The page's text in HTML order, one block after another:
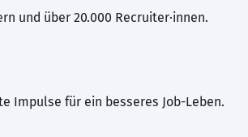
und über 20.000 Recruiter·innen.
Impulse für ein besseres Job-Leben.